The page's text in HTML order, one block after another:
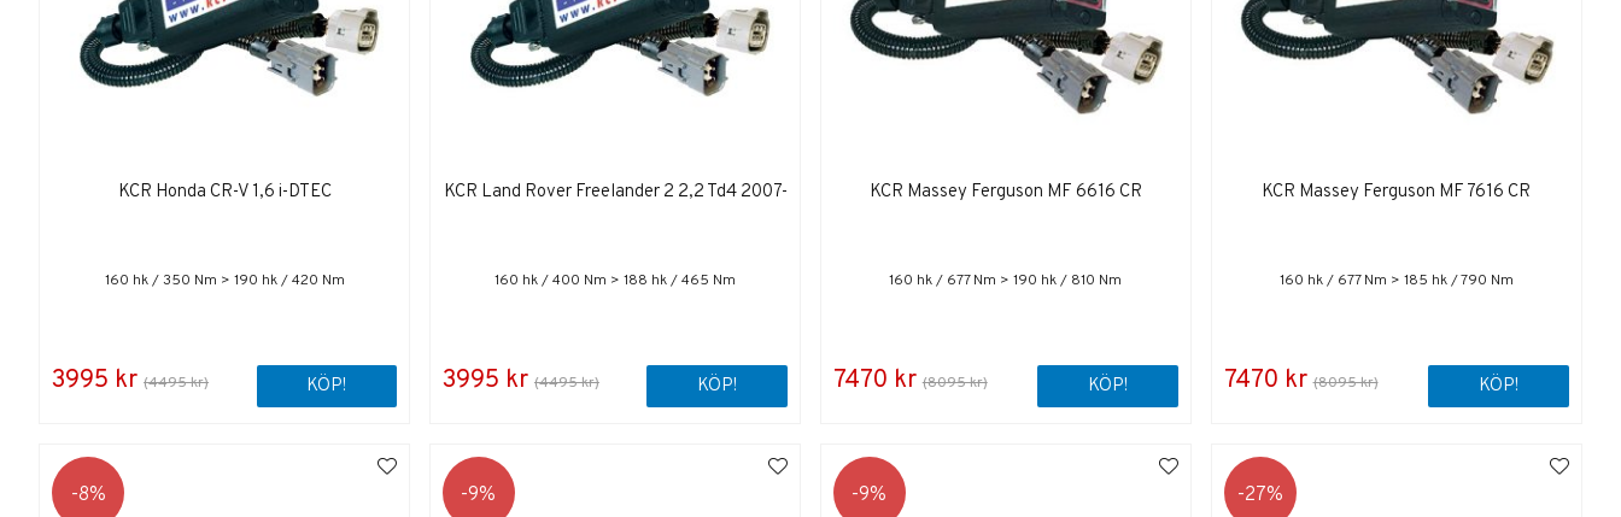
KCR Honda CR-V 1,6 i-DTEC
160 hk / 350 Nm > 190 hk / 420 Nm
3995 kr (4495 kr) KÖP!
KCR Land Rover Freelander 2 2,2 Td4 2007-
160 hk / 400 Nm > 188 hk / 465 Nm
3995 kr (4495 kr) KÖP!
KCR Massey Ferguson MF 6616 CR
160 hk / 677 Nm > 190 hk / 810 Nm
7470 kr (8095 kr) KÖP!
KCR Massey Ferguson MF 7616 CR
160 hk / 677 Nm > 185 hk / 790 Nm
7470 kr (8095 kr) KÖP!
8 9 9 27